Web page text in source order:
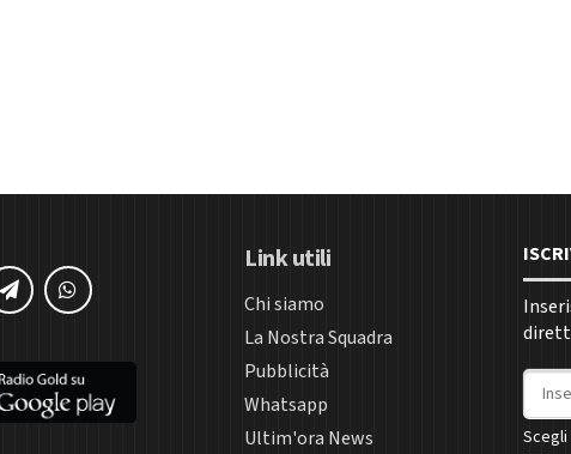
Link utili
Chi siamo
La Nostra Squadra
Pubblicità
Whatsapp
Ultim'ora News